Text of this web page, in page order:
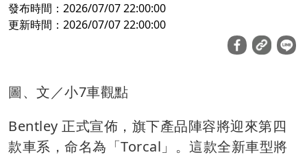
發布時間：2026/07/07 22:00:00
更新時間：2026/07/07 22:00:00
圖、文／小7車觀點
Bentley 正式宣佈，旗下產品陣容將迎來第四
款車系，命名為「Torcal」。這款全新車型將